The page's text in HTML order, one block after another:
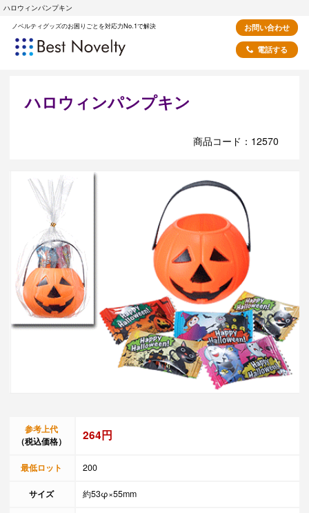
ハロウィンパンプキン
ノベルティグッズのお困りごとを対応力No.1で解決
お問い合わせ
電話する
ハロウィンパンプキン
商品コード：12570
参考上代
（税込価格）
264円
最低ロット 200
サイズ 約53φ×55mm